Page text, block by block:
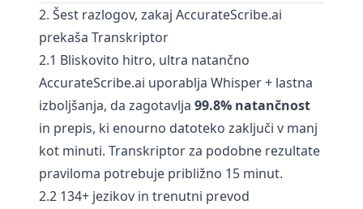
2. Šest razlogov, zakaj AccurateScribe.ai
prekaša Transkriptor
2.1 Bliskovito hitro, ultra natančno
AccurateScribe.ai uporablja Whisper + lastna
izboljšanja, da zagotavlja 99.8% natančnost
in prepis, ki enourno datoteko zaključi v manj
kot minuti. Transkriptor za podobne rezultate
praviloma potrebuje približno 15 minut.
2.2 134+ jezikov in trenutni prevod